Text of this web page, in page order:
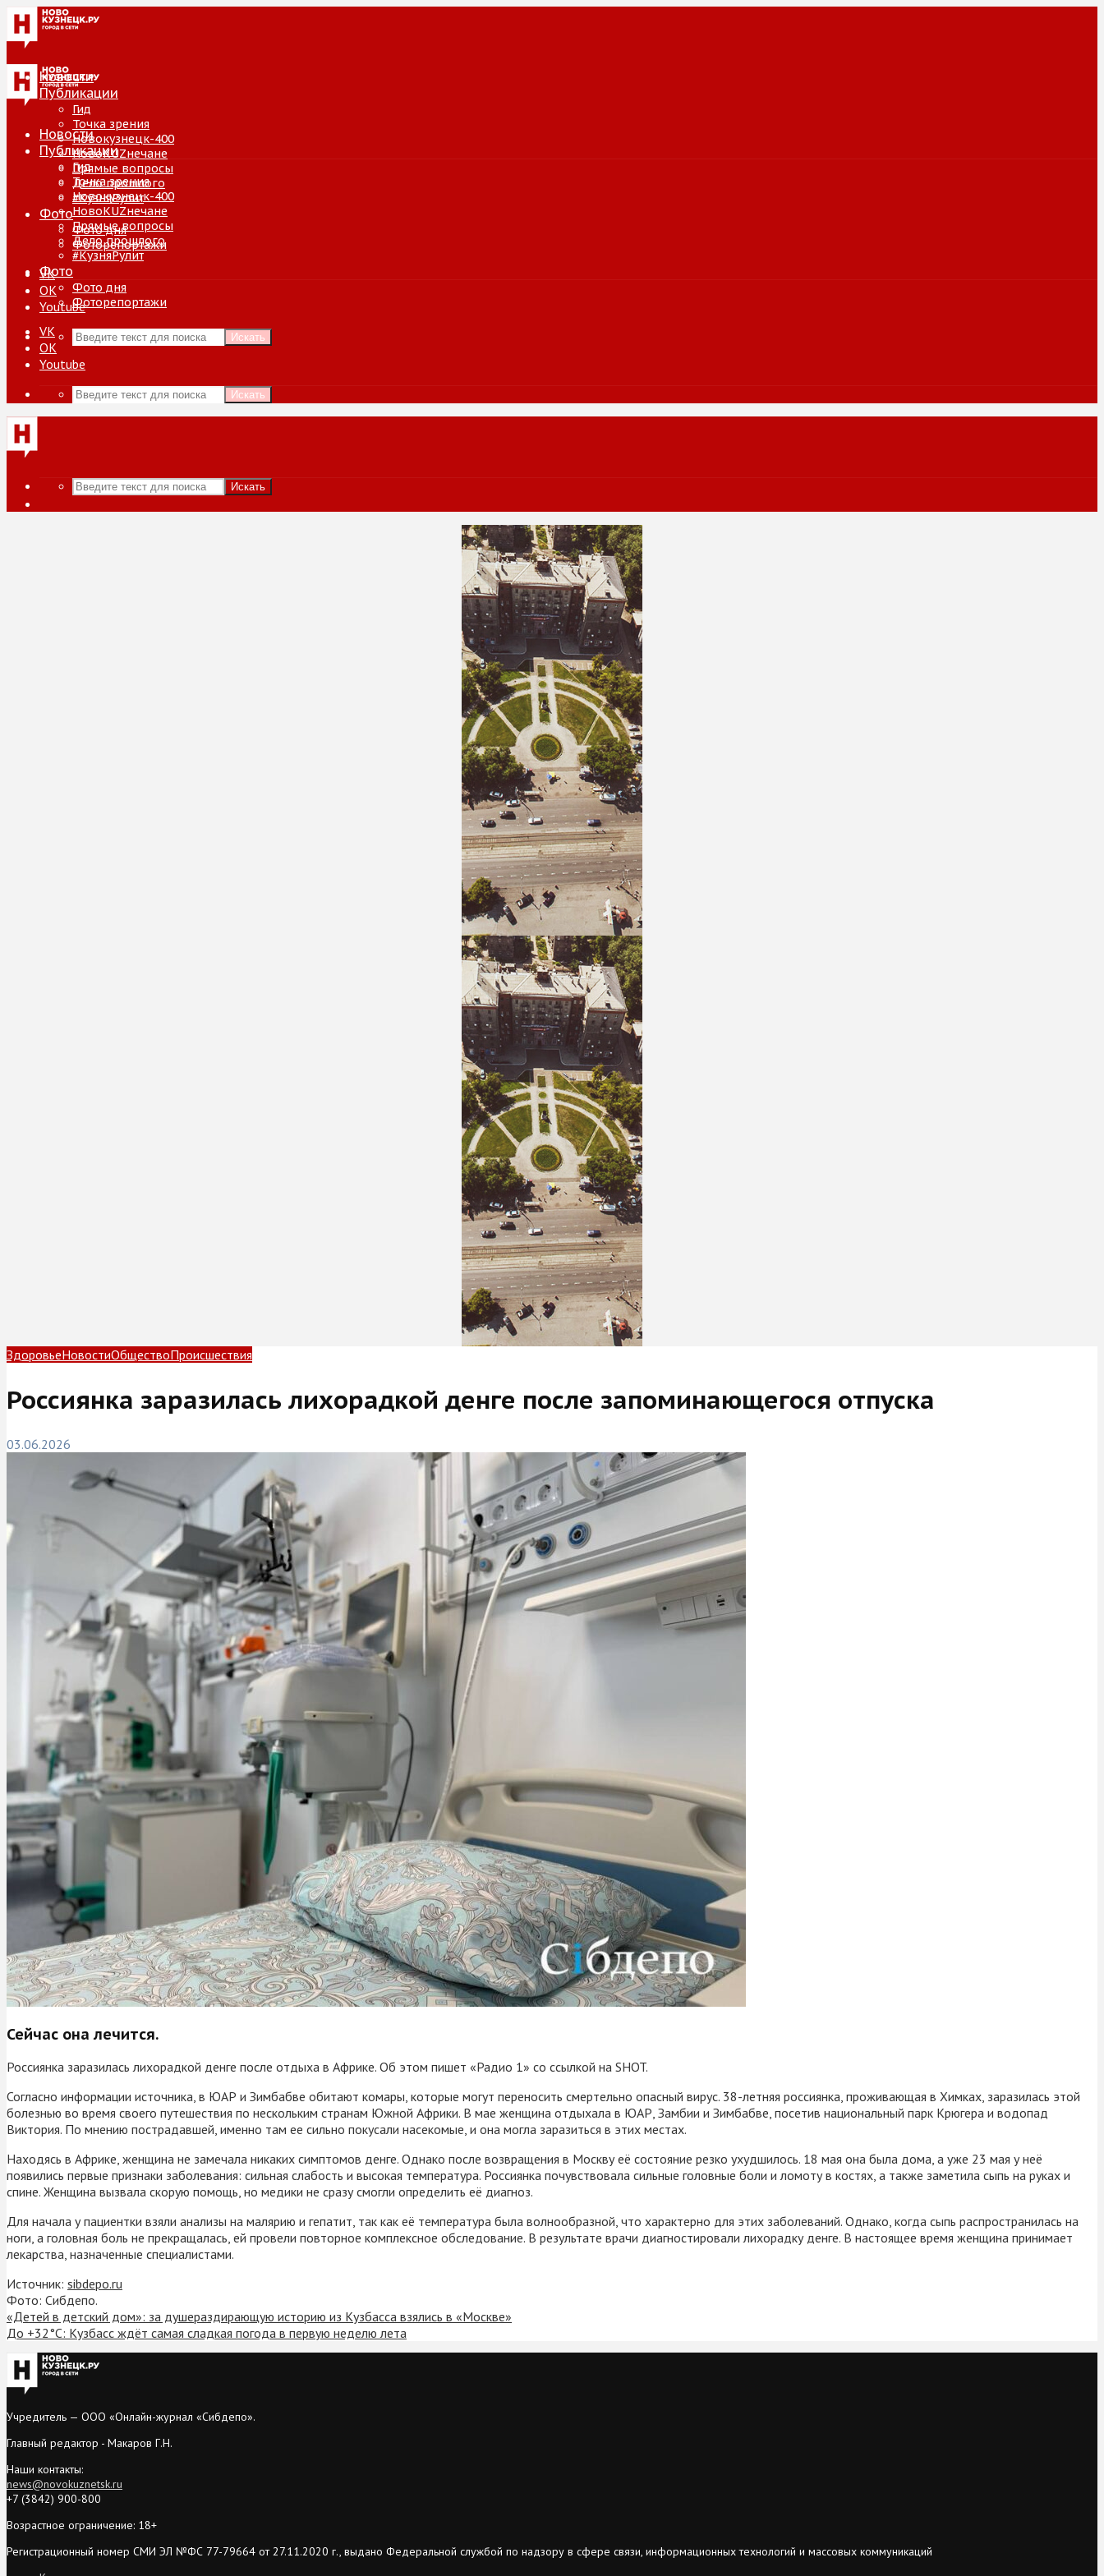
Новости
Публикации
Гид
Точка зрения
Новокузнецк-400
НовоKUZнечане
Прямые вопросы
Дело прошлого
#КузняРулит
Фото
Фото дня
Фоторепортажи
VK
ОК
Youtube
Искать
Новости
Публикации
Гид
Точка зрения
Новокузнецк-400
НовоKUZнечане
Прямые вопросы
Дело прошлого
#КузняРулит
Фото
Фото дня
Фоторепортажи
VK
ОК
Youtube
Искать
Искать
ЗдоровьеНовостиОбществоПроисшествия
Россиянка заразилась лихорадкой денге после запоминающегося отпуска
03.06.2026
Сейчас она лечится.
Россиянка заразилась лихорадкой денге после отдыха в Африке. Об этом пишет «Радио 1» со ссылкой на SHOT.
Согласно информации источника, в ЮАР и Зимбабве обитают комары, которые могут переносить смертельно опасный вирус. 38-летняя россиянка, проживающая в Химках, заразилась этой
болезнью во время своего путешествия по нескольким странам Южной Африки. В мае женщина отдыхала в ЮАР, Замбии и Зимбабве, посетив национальный парк Крюгера и водопад
Виктория. По мнению пострадавшей, именно там ее сильно покусали насекомые, и она могла заразиться в этих местах.
Находясь в Африке, женщина не замечала никаких симптомов денге. Однако после возвращения в Москву её состояние резко ухудшилось. 18 мая она была дома, а уже 23 мая у неё
появились первые признаки заболевания: сильная слабость и высокая температура. Россиянка почувствовала сильные головные боли и ломоту в костях, а также заметила сыпь на руках и
спине. Женщина вызвала скорую помощь, но медики не сразу смогли определить её диагноз.
Для начала у пациентки взяли анализы на малярию и гепатит, так как её температура была волнообразной, что характерно для этих заболеваний. Однако, когда сыпь распространилась на
ноги, а головная боль не прекращалась, ей провели повторное комплексное обследование. В результате врачи диагностировали лихорадку денге. В настоящее время женщина принимает
лекарства, назначенные специалистами.
Источник: sibdepo.ru
Фото: Сибдепо.
«Детей в детский дом»: за душераздирающую историю из Кузбасса взялись в «Москве»
До +32°C: Кузбасс ждёт самая сладкая погода в первую неделю лета
Учредитель — ООО «Онлайн-журнал «Сибдепо».
Главный редактор - Макаров Г.Н.
Наши контакты:
news@novokuznetsk.ru
+7 (3842) 900-800
Возрастное ограничение: 18+
Регистрационный номер СМИ ЭЛ №ФС 77-79664 от 27.11.2020 г., выдано Федеральной службой по надзору в сфере связи, информационных технологий и массовых коммуникаций